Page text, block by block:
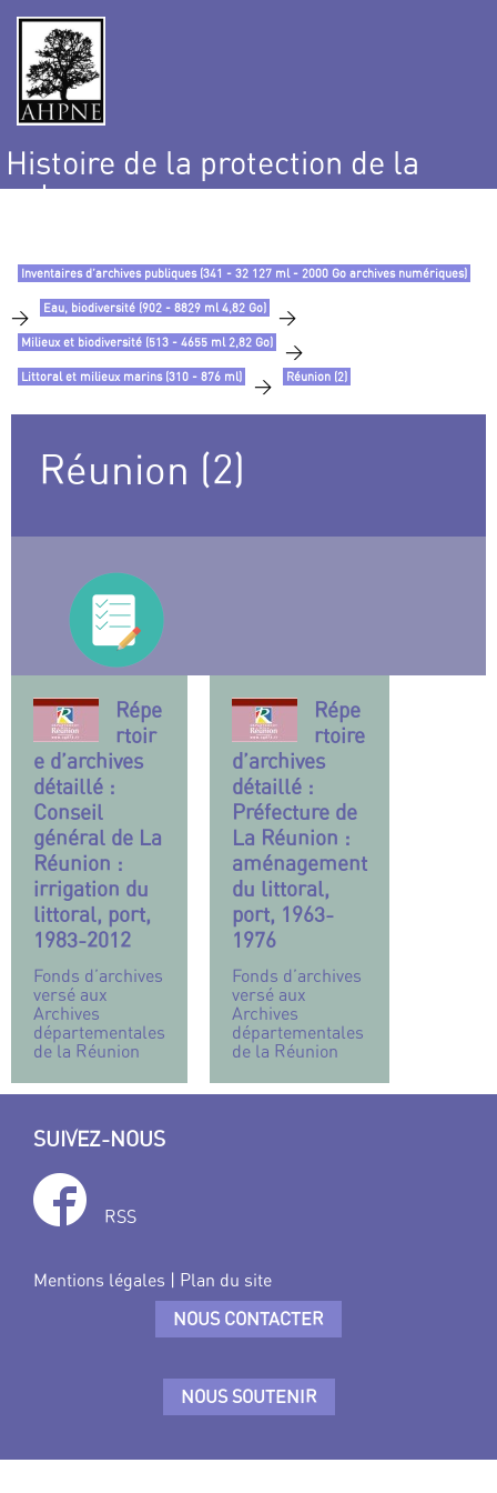
Histoire de la protection de la
nature
Inventaires d’archives publiques (341 - 32 127 ml - 2000 Go archives numériques)
> Eau, biodiversité (902 - 8829 ml 4,82 Go) >
Milieux et biodiversité (513 - 4655 ml 2,82 Go) >
Littoral et milieux marins (310 - 876 ml) > Réunion (2)
Réunion (2)
Répe
rtoir
e d’archives
détaillé :
Conseil
général de La
Réunion :
irrigation du
littoral, port,
1983-2012
Fonds d’archives
versé aux
Archives
départementales
de la Réunion
Répe
rtoire
d’archives
détaillé :
Préfecture de
La Réunion :
aménagement
du littoral,
port, 1963-
1976
Fonds d’archives
versé aux
Archives
départementales
de la Réunion
SUIVEZ-NOUS
RSS
Mentions légales | Plan du site
NOUS CONTACTER
NOUS SOUTENIR